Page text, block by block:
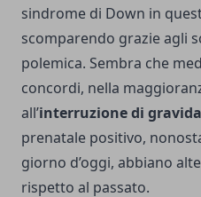
sindrome di Down in
scomparendo grazie agli
polemica. Sembra che
concordi, nella
all’interruzione di
prenatale positivo,
giorno d’oggi, abbiano
rispetto al passato.